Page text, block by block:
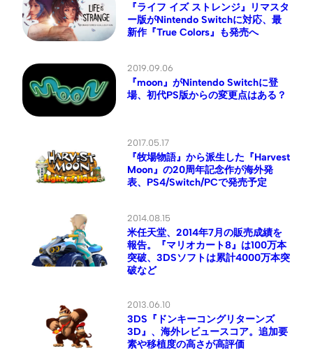
『ライフ イズ ストレンジ』リマスタ
ー版がNintendo Switchに対応、最
新作『True Colors』も発売へ
2019.09.06
『moon』がNintendo Switchに登
場、初代PS版からの変更点はある？
2017.05.17
『牧場物語』から派生した『Harvest
Moon』の20周年記念作が海外発
表、PS4/Switch/PCで発売予定
2014.08.15
米任天堂、2014年7月の販売成績を
報告。『マリオカート8』は100万本
突破、3DSソフトは累計4000万本突
破など
2013.06.10
3DS『ドンキーコングリターンズ
3D』、海外レビュースコア。追加要
素や移植度の高さが高評価